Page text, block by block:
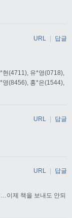
(4711), 유*영(0718),
(8456), 홍*은(1544),
URL | 답글
URL 답글
이제 책을 보내도 안되
URL 답글